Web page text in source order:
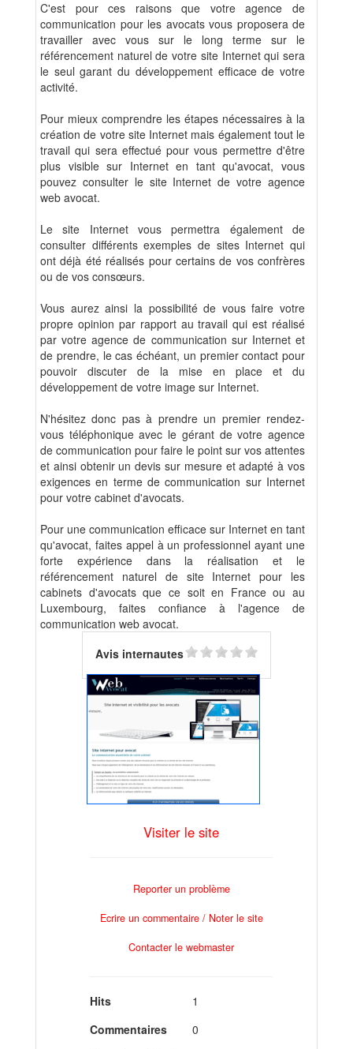
C'est pour ces raisons que votre agence de
communication pour les avocats vous proposera de
travailler avec vous sur le long terme sur le
référencement naturel de votre site Internet qui sera
le seul garant du développement efficace de votre
activité.
Pour mieux comprendre les étapes nécessaires à la
création de votre site Internet mais également tout le
travail qui sera effectué pour vous permettre d'être
plus visible sur Internet en tant qu'avocat, vous
pouvez consulter le site Internet de votre agence
web avocat.
Le site Internet vous permettra également de
consulter différents exemples de sites Internet qui
ont déjà été réalisés pour certains de vos confrères
ou de vos consœurs.
Vous aurez ainsi la possibilité de vous faire votre
propre opinion par rapport au travail qui est réalisé
par votre agence de communication sur Internet et
de prendre, le cas échéant, un premier contact pour
pouvoir discuter de la mise en place et du
développement de votre image sur Internet.
N'hésitez donc pas à prendre un premier rendez-
vous téléphonique avec le gérant de votre agence
de communication pour faire le point sur vos attentes
et ainsi obtenir un devis sur mesure et adapté à vos
exigences en terme de communication sur Internet
pour votre cabinet d'avocats.
Pour une communication efficace sur Internet en tant
qu'avocat, faites appel à un professionnel ayant une
forte expérience dans la réalisation et le
référencement naturel de site Internet pour les
cabinets d'avocats que ce soit en France ou au
Luxembourg, faites confiance à l'agence de
communication web avocat.
Avis internautes
Visiter le site
Reporter un problème
Ecrire un commentaire / Noter le site
Contacter le webmaster
Hits
1
Commentaires
0